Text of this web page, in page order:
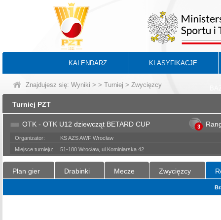
KALENDARZ KLASYFIKACJE
Znajdujesz się: Wyniki > > Turniej > Zwycięzcy
Turniej PZT
OTK - OTK U12 dziewcząt BETARD CUP 3
Organizator:
KS AZS AWF Wrocław
Miejsce turnieju:
51-180 Wrocław, ul.Kominiarska 42
Plan gier Drabinki Mecze Zwycięzcy